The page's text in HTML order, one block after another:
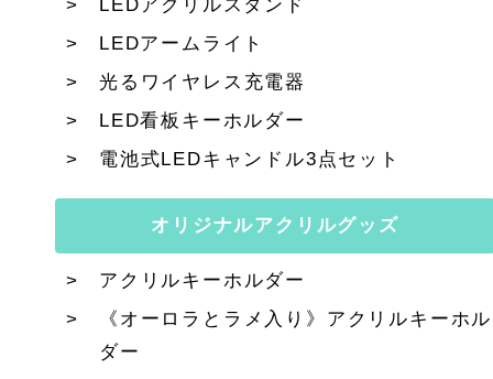
LEDアクリルスタンド
LEDアームライト
光るワイヤレス充電器
LED看板キーホルダー
電池式LEDキャンドル3点セット
オリジナルアクリルグッズ
アクリルキーホルダー
《オーロラとラメ入り》アクリルキーホル
ダー